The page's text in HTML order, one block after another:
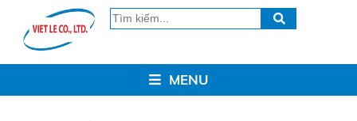
MENU